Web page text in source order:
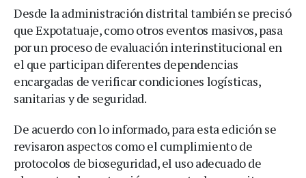
Desde la administración distrital también se precisó
que Expotatuaje, como otros eventos masivos, pasa
por un proceso de evaluación interinstitucional en
el que participan diferentes dependencias
encargadas de verificar condiciones logísticas,
sanitarias y de seguridad.
De acuerdo con lo informado, para esta edición se
revisaron aspectos como el cumplimiento de
protocolos de bioseguridad, el uso adecuado de